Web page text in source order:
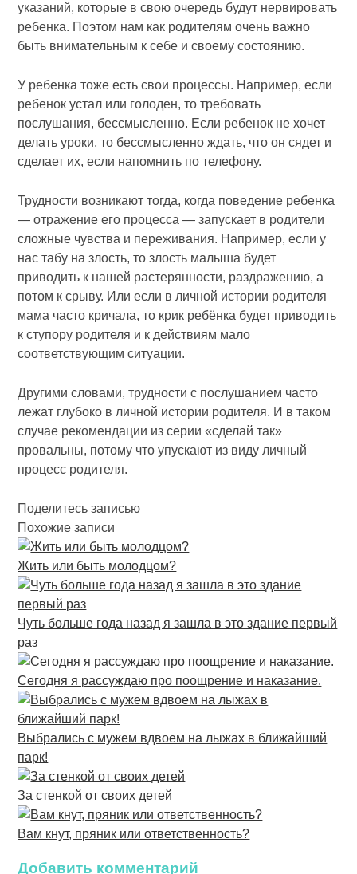
указаний, которые в свою очередь будут нервировать
ребенка. Поэтом нам как родителям очень важно
быть внимательным к себе и своему состоянию.
У ребенка тоже есть свои процессы. Например, если
ребенок устал или голоден, то требовать
послушания, бессмысленно. Если ребенок не хочет
делать уроки, то бессмысленно ждать, что он сядет и
сделает их, если напомнить по телефону.
Трудности возникают тогда, когда поведение ребенка
— отражение его процесса — запускает в родители
сложные чувства и переживания. Например, если у
нас табу на злость, то злость малыша будет
приводить к нашей растерянности, раздражению, а
потом к срыву. Или если в личной истории родителя
мама часто кричала, то крик ребёнка будет приводить
к ступору родителя и к действиям мало
соответствующим ситуации.
Другими словами, трудности с послушанием часто
лежат глубоко в личной истории родителя. И в таком
случае рекомендации из серии «сделай так»
провальны, потому что упускают из виду личный
процесс родителя.
Поделитесь записью
Похожие записи
Жить или быть молодцом?
Чуть больше года назад я зашла в это здание первый
раз
Сегодня я рассуждаю про поощрение и наказание.
Выбрались с мужем вдвоем на лыжах в ближайший
парк!
За стенкой от своих детей
Вам кнут, пряник или ответственность?
Добавить комментарий